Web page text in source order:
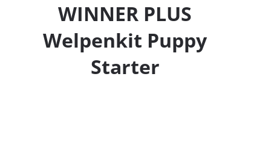
WINNER PLUS
Welpenkit Puppy
Starter